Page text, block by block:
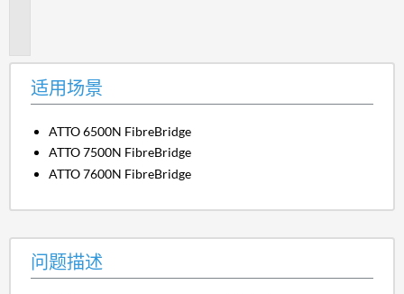
适用场景
ATTO 6500N FibreBridge
ATTO 7500N FibreBridge
ATTO 7600N FibreBridge
问题描述